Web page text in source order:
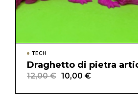
TECH
Draghetto di pietra
12,00€
Il
originale
10,00 €
Il
attuale